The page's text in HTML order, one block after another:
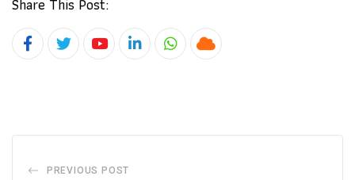
YoutubeLinkedInWhatsapp
Cloud
PREVIOUS POST